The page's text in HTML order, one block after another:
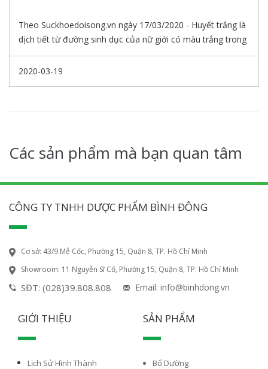
Theo Suckhoedoisong.vn ngày 17/03/2020 - Huyết trắng là
dịch tiết từ đường sinh dục của nữ giới có màu trắng trong
hơi tanh, có nhiệm vụ bôi trơn, giữ ẩm, ổn định môi trường
đường sinh dục nhằm hạn chế sự phát triển của các vi
2020-03-19
Các sản phẩm mà bạn quan tâm
CÔNG TY TNHH DƯỢC PHẨM BÌNH ĐÔNG
Cơ sở: 43/9 Mễ Cốc, Phường 15, Quận 8, TP. Hồ Chí Minh
Showroom: 11 Nguyễn Sĩ Cố, Phường 15, Quận 8, TP. Hồ Chí Minh
SĐT: (028)39.808.808 Email: info@binhdong.vn
GIỚI THIỆU
Lịch Sử Hình Thành
SẢN PHẨM
Bổ Dưỡng